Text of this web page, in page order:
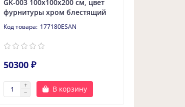
GK-003 100x100x200 см, цвет
фурнитуры хром блестящий
177180ESAN
50300 ₽
В корзину